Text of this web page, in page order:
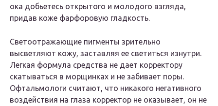
ока добьетесь открытого и молодого взгляда,
придав коже фарфоровую гладкость.
Светоотражающие пигменты зрительно
высветляют кожу, заставляя ее светиться изнутри.
Легкая формула средства не дает корректору
скатываться в морщинках и не забивает поры.
Офтальмологи считают, что никакого негативного
воздействия на глаза корректор не оказывает, он не